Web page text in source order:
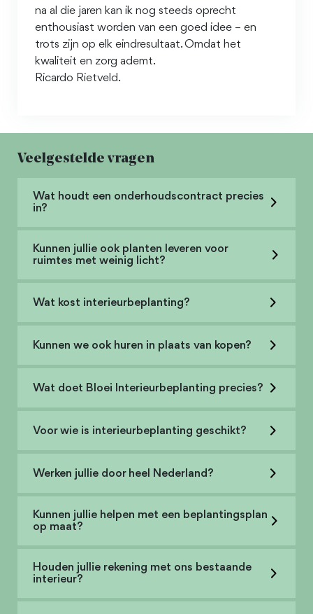
na al die jaren kan ik nog steeds oprecht
enthousiast worden van een goed idee – en
trots zijn op elk eindresultaat. Omdat het
kwaliteit en zorg ademt.
Ricardo Rietveld.
Veelgestelde vragen
Wat houdt een onderhoudscontract precies
in?
Kunnen jullie ook planten leveren voor
ruimtes met weinig licht?
Wat kost interieurbeplanting?
Kunnen we ook huren in plaats van kopen?
Wat doet Bloei Interieurbeplanting precies?
Voor wie is interieurbeplanting geschikt?
Werken jullie door heel Nederland?
Kunnen jullie helpen met een beplantingsplan
op maat?
Houden jullie rekening met ons bestaande
interieur?